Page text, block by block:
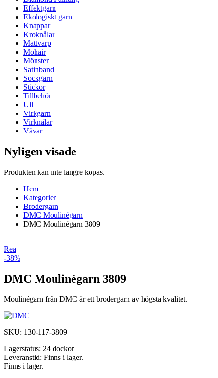
Effektgarn
Ekologiskt garn
Knappar
Kroknålar
Mattvarp
Mohair
Mönster
Satinband
Sockgarn
Stickor
Tillbehör
Ull
Virkgarn
Virknålar
Vävar
Nyligen visade
Produkten kan inte längre köpas.
Hem
Kategorier
Brodergarn
DMC Moulinégarn
DMC Moulinégarn 3809
Rea
-38%
DMC Moulinégarn 3809
Moulinégarn från DMC är ett brodergarn av högsta kvalitet.
SKU: 130-117-3809
Lagerstatus: 24 dockor
Leveranstid: Finns i lager.
Finns i lager.